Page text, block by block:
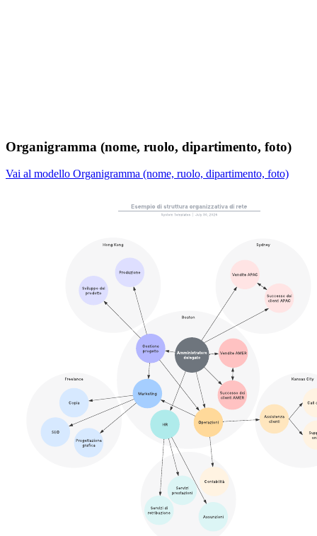
Organigramma (nome, ruolo, dipartimento, foto)
Vai al modello Organigramma (nome, ruolo, dipartimento, foto)